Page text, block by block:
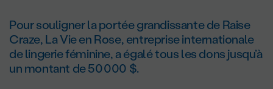
Pour souligner la portée grandissante de Raise
Craze, La Vie en Rose, entreprise internationale
de lingerie féminine, a égalé tous les dons jusqu’à
un montant de 50 000 $.